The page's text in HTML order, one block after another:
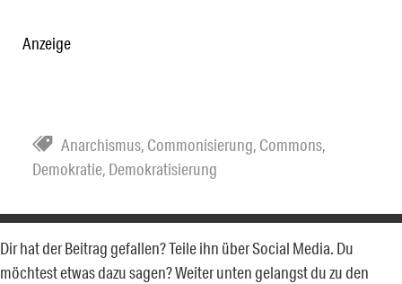
Anzeige
Anarchismus, Commonisierung, Commons,
Demokratie, Demokratisierung
Dir hat der Beitrag gefallen? Teile ihn über Social Media. Du
möchtest etwas dazu sagen? Weiter unten gelangst du zu den